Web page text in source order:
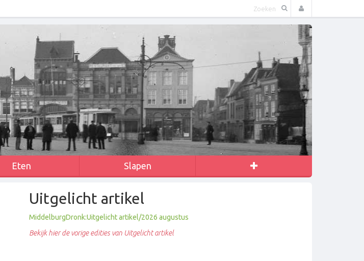
Eten Slapen
Uitgelicht artikel
MiddelburgDronk:Uitgelicht artikel/2026 augustus
Bekijk hier de vorige edities van Uitgelicht artikel